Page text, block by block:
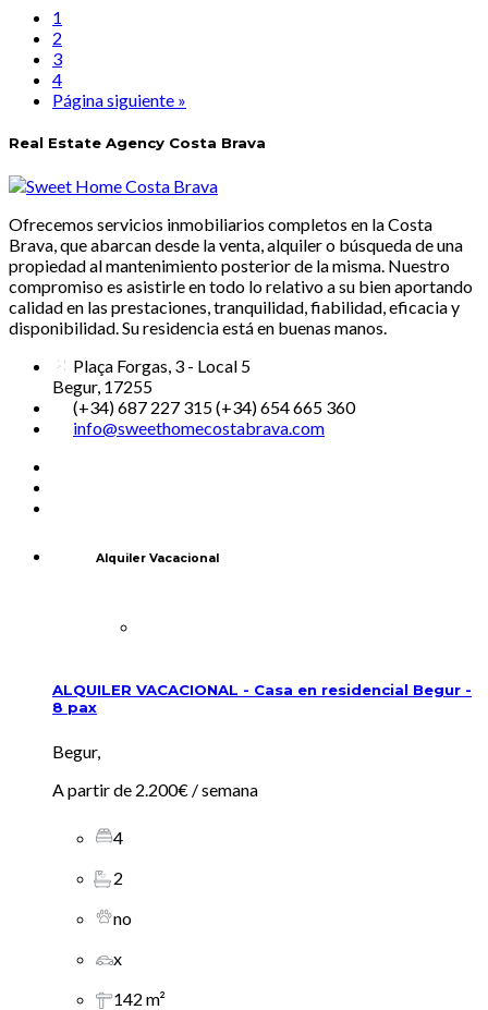
1
2
3
4
Página siguiente »
Real Estate Agency Costa Brava
Ofrecemos servicios inmobiliarios completos en la Costa
Brava, que abarcan desde la venta, alquiler o búsqueda de una
propiedad al mantenimiento posterior de la misma. Nuestro
compromiso es asistirle en todo lo relativo a su bien aportando
calidad en las prestaciones, tranquilidad, fiabilidad, eficacia y
disponibilidad. Su residencia está en buenas manos.
Plaça Forgas, 3 - Local 5
Begur, 17255
(+34) 687 227 315 (+34) 654 665 360
info@sweethomecostabrava.com
Alquiler Vacacional
ALQUILER VACACIONAL - Casa en residencial Begur -
8 pax
Begur,
A partir de 2.200€ / semana
4
2
no
x
142 m²